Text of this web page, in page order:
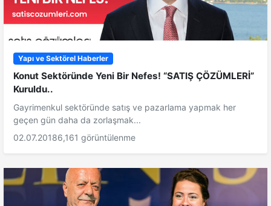
Yapı ve Sektörel Haberler
Konut Sektöründe Yeni Bir Nefes! “SATIŞ ÇÖZÜMLERİ”
Kuruldu..
Gayrimenkul sektöründe satış ve pazarlama yapmak her
geçen gün daha da zorlaşmak...
02.07.20186,161 görüntülenme